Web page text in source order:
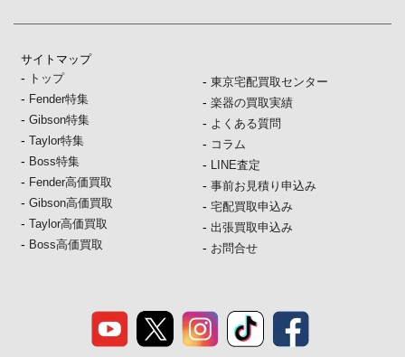
サイトマップ
- トップ
- Fender特集
-Gibson特集
-Taylor特集
- Boss特集
- Fender高価買取
-Gibson高価買取
-Taylor高価買取
- Boss高価買取
- 東京宅配買取センター
- 楽器の買取実績
- よくある質問
- コラム
- LINE査定
- 事前お見積り申込み
- 宅配買取申込み
- 出張買取申込み
- お問合せ